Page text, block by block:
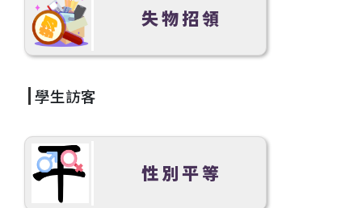
失物招領
學生訪客
性別平等